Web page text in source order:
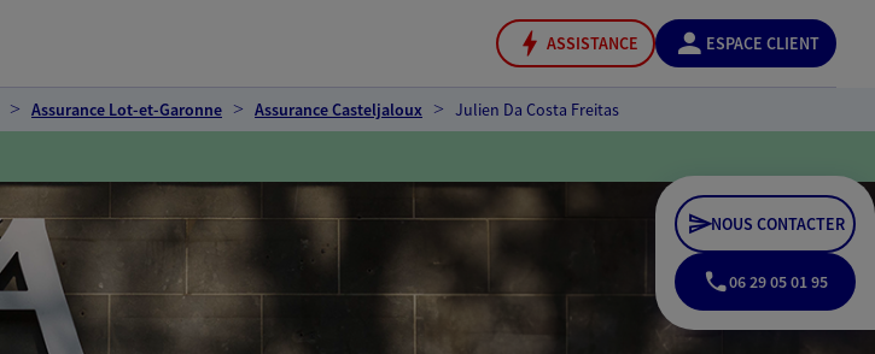
ASSISTANCE ESPACE CLIENT
Assurance Lot-et-Garonne Assurance Casteljaloux Julien Da Costa Freitas
NOUS CONTACTER
06 29 05 01 95